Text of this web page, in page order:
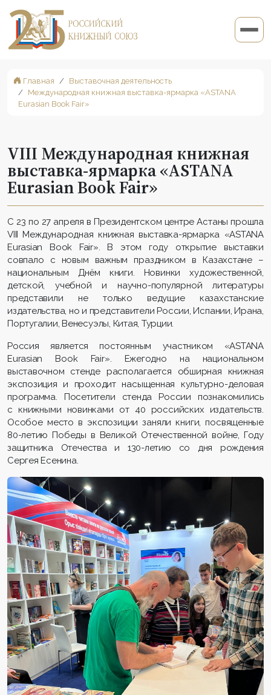
Главная
Выставочная деятельность
Международная книжная выставка-ярмарка «ASTANA
Eurasian Book Fair»
VIII Международная книжная
выставка-ярмарка «ASTANA
Eurasian Book Fair»
С 23 по 27 апреля в Президентском центре Астаны прошла
VIII Международная книжная выставка-ярмарка «ASTANA
Eurasian Book Fair». В этом году открытие выставки
совпало с новым важным праздником в Казахстане –
национальным Днём книги. Новинки художественной,
детской, учебной и научно-популярной литературы
представили не только ведущие казахстанские
издательства, но и представители России, Испании, Ирана,
Португалии, Венесуэлы, Китая, Турции.
Россия является постоянным участником «ASTANA
Eurasian Book Fair». Ежегодно на национальном
выставочном стенде располагается обширная книжная
экспозиция и проходит насыщенная культурно-деловая
программа. Посетители стенда России познакомились
с книжными новинками от 40 российских издательств.
Особое место в экспозиции заняли книги, посвященные
80-летию Победы в Великой Отечественной войне, Году
защитника Отечества и 130-летию со дня рождения
Сергея Есенина.